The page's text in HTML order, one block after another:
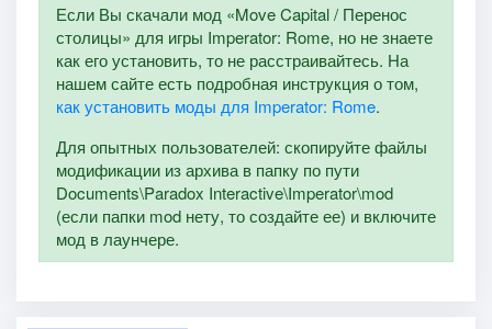
Если Вы скачали мод «Move Capital / Перенос
столицы» для игры Imperator: Rome, но не знаете
как его установить, то не расстраивайтесь. На
нашем сайте есть подробная инструкция о том,
как установить моды для Imperator: Rome.
Для опытных пользователей: скопируйте файлы
модификации из архива в папку по пути
Documents\Paradox Interactive\Imperator\mod
(если папки mod нету, то создайте ее) и включите
мод в лаунчере.